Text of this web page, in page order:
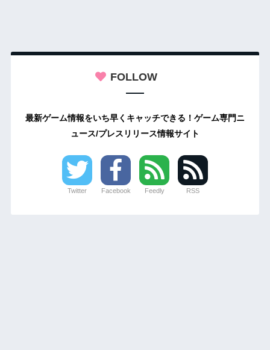
FOLLOW
最新ゲーム情報をいち早くキャッチできる！ゲーム専門ニ
ュース/プレスリリース情報サイト
Twitter Facebook Feedly RSS